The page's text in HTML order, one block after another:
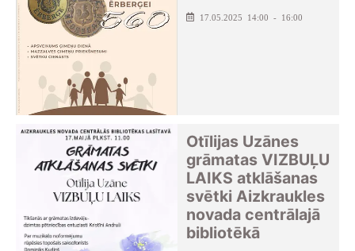
17.05.2025 14:00 - 16:00
Otīlijas Uzānes
grāmatas VIZBUĻU
LAIKS atklāšanas
svētki Aizkraukles
novada centrālajā
bibliotēkā